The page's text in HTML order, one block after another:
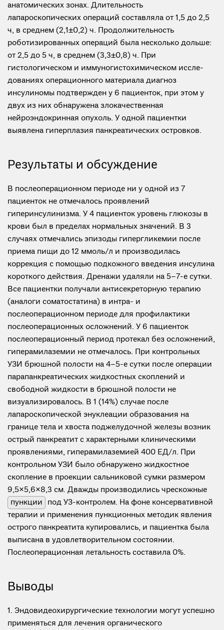
анатомических зонах. Длительность
лапароскопических операций составляла от 1,5 до 2,5
ч, в среднем (2,1±0,2) ч. Продолжительность
роботизированных операций была несколько дольше:
от 2,5 до 5 ч, в среднем (3,3±0,8) ч. При
гистологическом и иммуногистохимическом иссле-
дованиях операционного материала диагноз
инсулиномы подтвержден у 6 пациенток, при этом у
двух из них обнаружена злокачественная
нейроэндокринная опухоль. У одной пациентки
выявлена гиперплазия панкреатических островков.
Результаты и обсуждение
В послеоперационном периоде ни у одной из 7
пациенток не отмечалось проявлений
гиперинсулинизма. У 4 пациенток уровень глюкозы в
крови был в пределах нормальных значений. В 3
случаях отмечались эпизоды гипергликемии после
приема пищи до 12 ммоль/л и производилась
коррекция с помощью подкожного введения инсулина
короткого действия. Дренажи удаляли на 5–7-е сутки.
Все пациентки получали антисекреторную терапию
(аналоги соматостатина) в интра- и
послеоперационном периоде для профилактики
послеоперационных осложнений. У 6 пациенток
послеоперационный период протекал без осложнений,
гиперамилаземии не отмечалось. При контрольных
УЗИ брюшной полости на 4–5-е сутки после операции
парапанкреатических жидкостных скоплений и
свободной жидкости в брюшной полости не
визуализировалось. В 1 (14%) случае после
лапароскопической энуклеации образования на
границе тела и хвоста поджелудочной железы возник
острый панкреатит с характерными клиническими
проявлениями, гиперамилаземией 400 ЕД/л. При
контрольном УЗИ было обнаружено жидкостное
скопление в проекции сальниковой сумки размером
9,5×5,6×8,3 см. Дважды производились чрескожные
пункции под УЗ-контролем. На фоне консервативной
терапии и применения пункционных методик явления
острого панкреатита купировались, и пациентка была
выписана в удовлетворительном состоянии.
Послеоперационная летальность составила 0%.
Выводы
1. Эндовидеохирургические технологии могут успешно
применяться для лечения органического